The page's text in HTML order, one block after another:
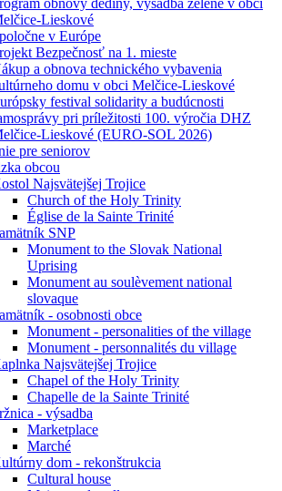
obnovy dediny, výsadba zelene v obci
Lieskové
v Európe
Bezpečnosť na 1. mieste
a obnova technického vybavenia
domu v obci Melčice-Lieskové
festival solidarity a budúcnosti
pri príležitosti 100. výročia DHZ
Lieskové (EURO-SOL 2026)
pre seniorov
obcou
Najsvätejšej Trojice
Church of the Holy Trinity
Église de la Sainte Trinité
SNP
Monument to the Slovak National
Uprising
Monument au soulèvement national
slovaque
- osobnosti obce
Monument - personalities of the village
Monument - personnalités du village
Najsvätejšej Trojice
Chapel of the Holy Trinity
Chapelle de la Sainte Trinité
- výsadba
Marketplace
Marché
dom - rekonštrukcia
Cultural house